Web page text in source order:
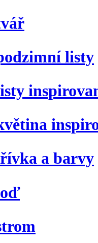
listy
a barvy